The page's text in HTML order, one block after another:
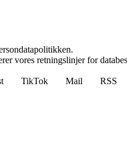
vores retningslinjer for
TikTok Mail
RSS